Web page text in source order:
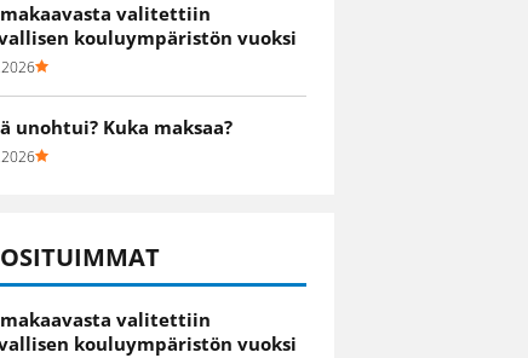
valitettiin
kouluympäristön vuoksi
unohtui? Kuka maksaa?
valitettiin
kouluympäristön vuoksi